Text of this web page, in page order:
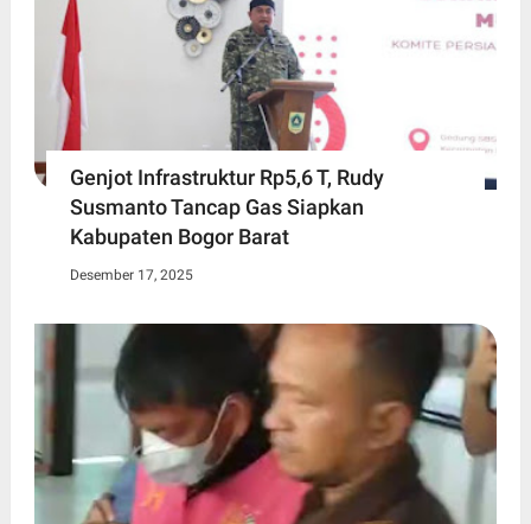
Genjot Infrastruktur Rp5,6 T, Rudy
Susmanto Tancap Gas Siapkan
Kabupaten Bogor Barat
Desember 17, 2025